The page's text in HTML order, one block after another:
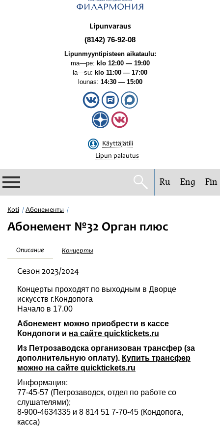
Lipunvaraus
(8142) 76-92-08
Lipunmyyntipisteen aikataulu:
ma—pe: klo 12:00 — 19:00
la—su: klo 11:00 — 17:00
lounas: 14:30 — 15:00
Käyttäjätili
Lipun palautus
Filharmonia
Festivaalit
Ru Eng Fin
Koti Абонементы
Абонемент №32 Орган плюс
Описание Концерты
Сезон 2023/2024
Концерты проходят по выходным в Дворце
искусств г.Кондопога
Начало в 17.00
Абонемент можно приобрести в кассе
Кондопоги и на сайте quicktickets.ru
Из Петрозаводска организован трансфер (за
дополнительную оплату). Купить трансфер
можно на сайте quicktickets.ru
Информация:
77-45-57 (Петрозаводск, отдел по работе со
слушателями);
8-900-4634335 и 8 814 51 7-70-45 (Кондопога,
касса)